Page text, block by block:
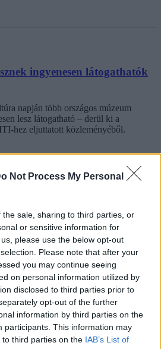
Not Process My Personal
sale, sharing to third parties, or
or sensitive information for
please use the below opt-out
Please note that after your
you may continue seeing
on personal information utilized by
disclosed to third parties prior to
opt-out of the further
information by third parties on the
participants. This information may
third parties on the IAB’s List of
ingyenesen látogathatók
napján több országos múzeum
lesz látogatható – derül ki a
hez eljuttatott közleményéből.
nyert a Néprajzi Múzeum
gyerekeknek szóló programjával